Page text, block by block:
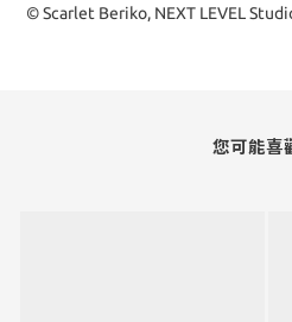
© Scarlet Beriko, NEXT LEVEL
您可能喜